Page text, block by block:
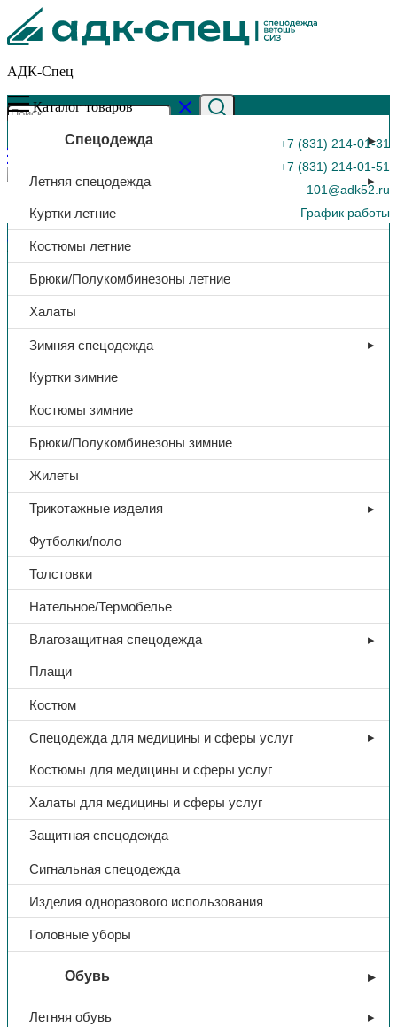
АДК-Спец
+7 (831) 214-01-31
+7 (831) 214-01-51
101@adk52.ru
График работы
0
Каталог товаров
Спецодежда
Летняя спецодежда
Куртки летние
Костюмы летние
Брюки/Полукомбинезоны летние
Халаты
Зимняя спецодежда
Куртки зимние
Костюмы зимние
Брюки/Полукомбинезоны зимние
Жилеты
Трикотажные изделия
Футболки/поло
Толстовки
Нательное/Термобелье
Влагозащитная спецодежда
Плащи
Костюм
Спецодежда для медицины и сферы услуг
Костюмы для медицины и сферы услуг
Халаты для медицины и сферы услуг
Защитная спецодежда
Сигнальная спецодежда
Изделия одноразового использования
Головные уборы
Обувь
Летняя обувь
Главная страница»Каталог»Перчатки «Gward VibroHIT
2.0», ADAMAS-волокна с латексным покрытием, арт. L1401